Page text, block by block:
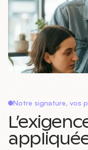
Notre signature, vos